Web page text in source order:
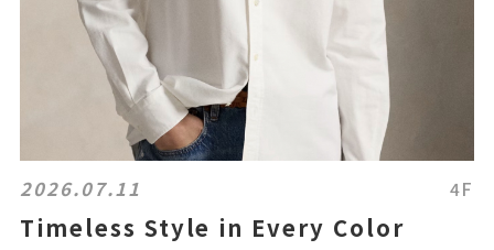
2026.07.11 4F
Timeless Style in Every Color